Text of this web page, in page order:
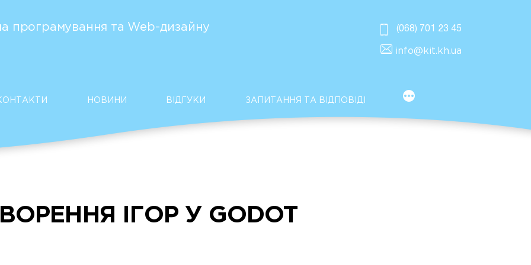
(068) 701 23 45
info@kit.kh.ua
програмування та Web-дизайну
НОВИНИ ВІДГУКИ ЗАПИТАННЯ ТА ВІДПОВІДІ
MORE
ІГОР У GODOT